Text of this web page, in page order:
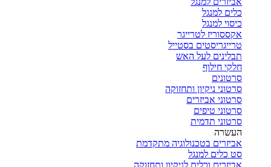
כלים למנגל
כיסוי למנגל
אקססוריז לטרייגר
טרייגריסטים בסטייל
תבלינים לעל האש
חלקי חילוף
סרטונים
סרטוני ניקיון ותחזוקה
סרטוני אביזרים
סרטוני טיפים
סרטוני תדמית
העשרה
אביזרים בטכנולוגיה מתקדמת
סט כלים למנגל
אביזרים וכלים לניקיון ותחזוקה